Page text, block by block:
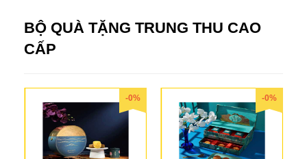
BỘ QUÀ TẶNG TRUNG THU CAO
CẤP
-0% -0%